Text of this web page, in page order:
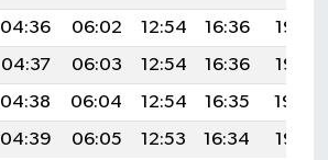
04:36 06:02 12:54 16:36
19:36
04:37 06:03 12:54 16:36
19:35
04:38 06:04 12:54 16:35
19:34
04:39 06:05 12:53 16:34 19:32